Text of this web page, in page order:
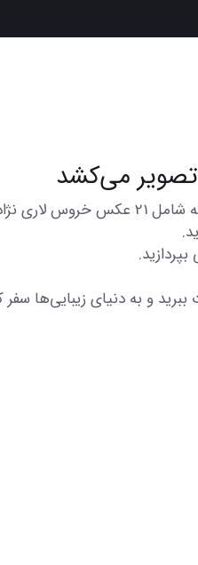
در اینجا شما را به تماشای مجموعه‌ای از
و به دنیای زیبایی‌ها سفر